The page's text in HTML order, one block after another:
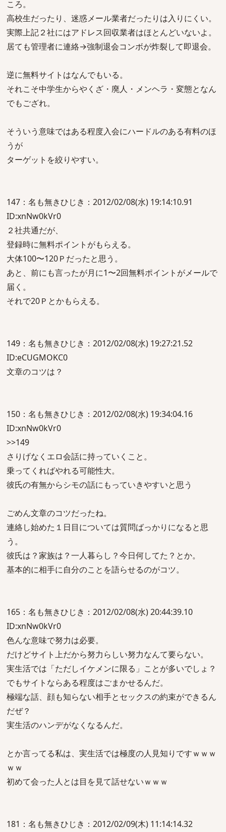
ころ。
高校生だったり、迷惑メール業者だったりは入りにくい。
実際上記２社にはアドレス回収業者はほとんどいないよ。
居ても管理者に連絡→強制退会コンボが炸裂して即退会。
逆に無料サイトはなんでもいる。
それこそ中学生からやくざ・廃人・メンヘラ・変態となん
でもござれ。
そういう意味ではある程度入会にハードルのある有料のほ
うが
ターゲットを絞りやすい。
147：名も無きひじき：2012/02/08(水) 19:14:10.91
ID:xnNw0kVr0
２社共通だが、
登録時に無料ポイントがもらえる。
大体100〜120Ｐだったと思う。
あと、前にも言ったが月に1〜2回無料ポイントがメールで
届く。
それで20Ｐとかもらえる。
149：名も無きひじき：2012/02/08(水) 19:27:21.52
ID:eCUGMOKC0
文章のコツは？
150：名も無きひじき：2012/02/08(水) 19:34:04.16
ID:xnNw0kVr0
>>149
さりげなくエロ会話に持っていくこと。
乗ってくればやれる可能性大。
彼氏の有無からシモの話にもっていきやすいと思う
ごめん文章のコツだったね。
連絡し始めた１日目については質問ばっかりになると思
う。
彼氏は？家族は？一人暮らし？今日何してた？とか。
基本的に相手に自分のことを語らせるのがコツ。
165：名も無きひじき：2012/02/08(水) 20:44:39.10
ID:xnNw0kVr0
色んな意味で努力は必要。
だけどサイト上だから努力らしい努力なんて要らない。
実生活では「ただしイケメンに限る」ことが多いでしょ？
でもサイトならある程度はごまかせるんだ。
極端な話、顔も知らない相手とセックスの約束ができるん
だぜ？
実生活のハンデがなくなるんだ。
とか言ってる私は、実生活では極度の人見知りですｗｗｗ
ｗｗ
初めて会った人とは目を見て話せないｗｗｗ
181：名も無きひじき：2012/02/09(木) 11:14:14.32